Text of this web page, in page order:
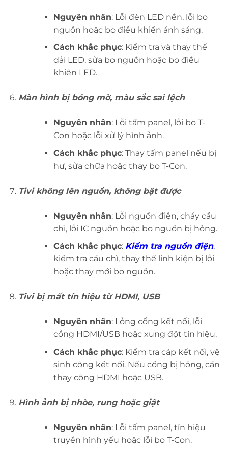
Nguyên nhân: Lỗi đèn LED nền, lỗi bo
nguồn hoặc bo điều khiển ánh sáng.
Cách khắc phục: Kiểm tra và thay thế
dải LED, sửa bo nguồn hoặc bo điều
khiển LED.
Màn hình bị bóng mờ, màu sắc sai lệch
Nguyên nhân: Lỗi tấm panel, lỗi bo T-
Con hoặc lỗi xử lý hình ảnh.
Cách khắc phục: Thay tấm panel nếu bị
hư, sửa chữa hoặc thay bo T-Con.
Tivi không lên nguồn, không bật được
Nguyên nhân: Lỗi nguồn điện, cháy cầu
chì, lỗi IC nguồn hoặc bo nguồn bị hỏng.
Cách khắc phục: Kiểm tra nguồn điện,
kiểm tra cầu chì, thay thế linh kiện bị lỗi
hoặc thay mới bo nguồn.
Tivi bị mất tín hiệu từ HDMI, USB
Nguyên nhân: Lỏng cổng kết nối, lỗi
cổng HDMI/USB hoặc xung đột tín hiệu.
Cách khắc phục: Kiểm tra cáp kết nối, vệ
sinh cổng kết nối. Nếu cổng bị hỏng, cần
thay cổng HDMI hoặc USB.
Hình ảnh bị nhòe, rung hoặc giật
Nguyên nhân: Lỗi tấm panel, tín hiệu
truyền hình yếu hoặc lỗi bo T-Con.